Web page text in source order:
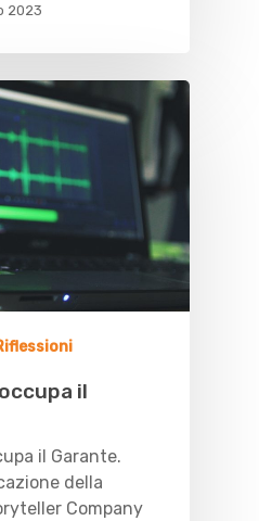
2023
il
il Garante.
della
Company